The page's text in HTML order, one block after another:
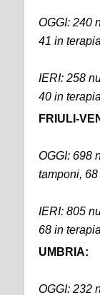
OGGI: 240
41 in
IERI: 258
40 in
FRIULI-
OGGI: 698
tamponi,
IERI: 805
68 in
UMBRIA:
OGGI: 232